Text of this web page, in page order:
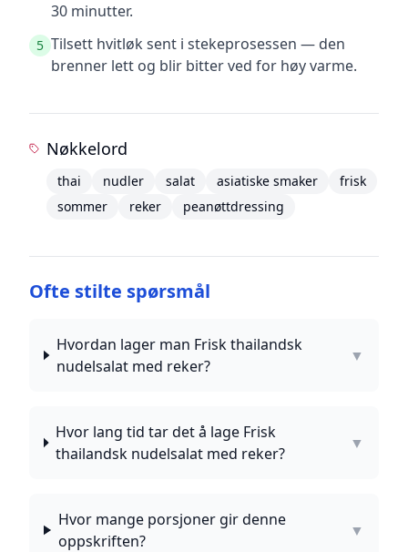
30 minutter.
5 Tilsett hvitløk sent i stekeprosessen — den
brenner lett og blir bitter ved for høy varme.
Nøkkelord
thai nudler salat asiatiske smaker
frisk
sommer
reker peanøttdressing
Ofte stilte spørsmål
Hvordan lager man Frisk thailandsk
nudelsalat med reker?
▼
Hvor lang tid tar det å lage Frisk
thailandsk nudelsalat med reker?
▼
Hvor mange porsjoner gir denne
oppskriften?
▼